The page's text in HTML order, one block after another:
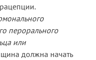
перорального
или
должна начать